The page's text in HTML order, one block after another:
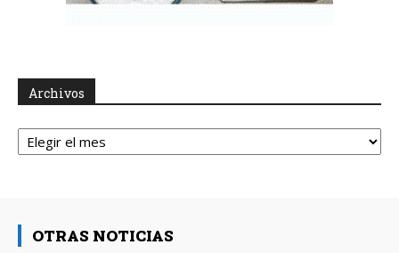
Archivos
Archivos
OTRAS NOTICIAS